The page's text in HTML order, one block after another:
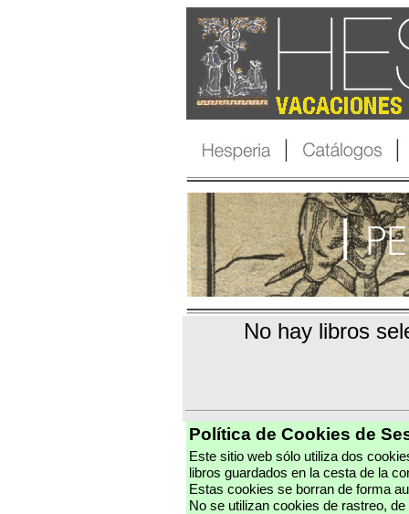
No hay libros
Política de Cookies de
Este sitio web sólo utiliza dos
libros guardados en la cesta de la
Estas cookies se borran de forma
No se utilizan cookies de rastreo,